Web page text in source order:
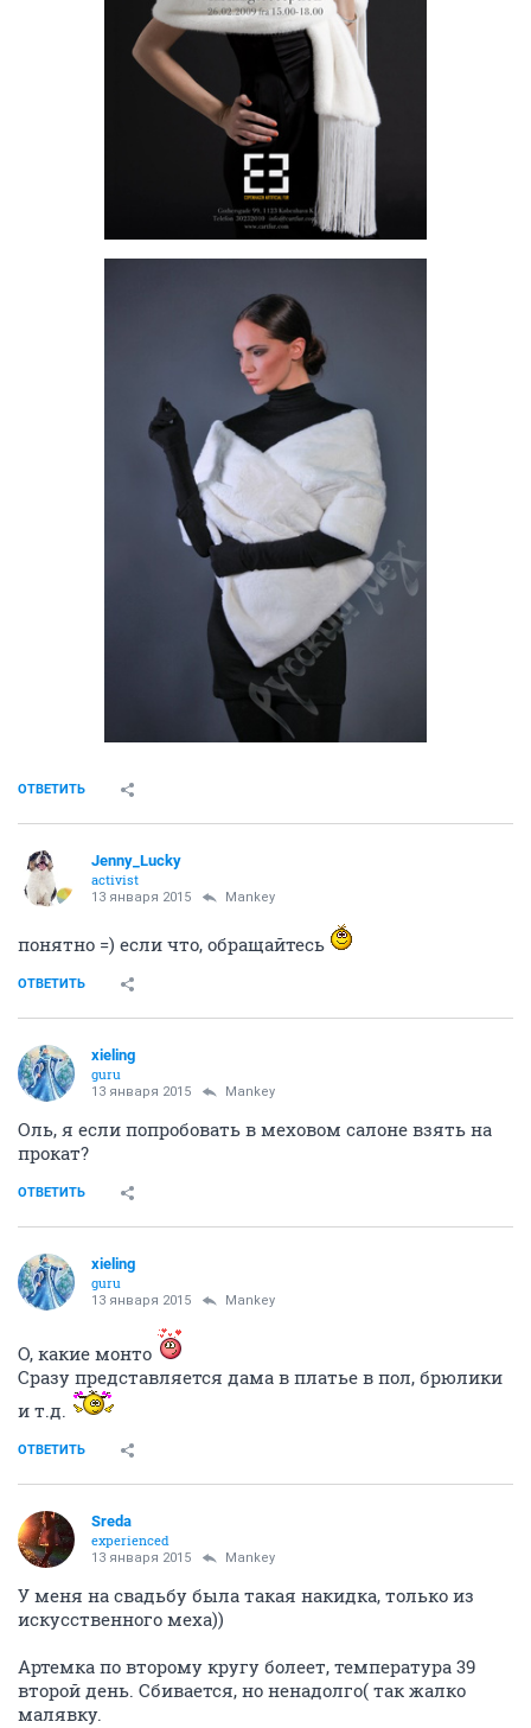
ОТВЕТИТЬ
Jenny_Lucky
activist
13 января 2015 Mankey
понятно =) если что, обращайтесь
ОТВЕТИТЬ
xieling
guru
13 января 2015 Mankey
Оль, я если попробовать в меховом салоне взять на
прокат?
ОТВЕТИТЬ
xieling
guru
13 января 2015 Mankey
О, какие монто
Сразу представляется дама в платье в пол, брюлики
и т.д.
ОТВЕТИТЬ
Sreda
experienced
13 января 2015 Mankey
У меня на свадьбу была такая накидка, только из
искусственного меха))
Артемка по второму кругу болеет, температура 39
второй день. Сбивается, но ненадолго( так жалко
малявку.